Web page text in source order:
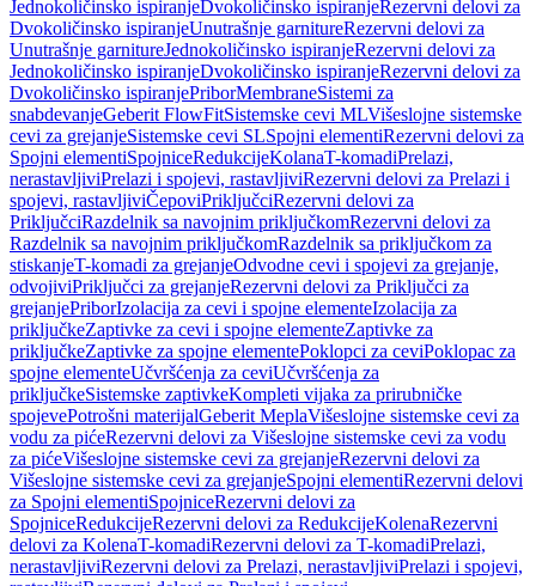
Jednokoličinsko ispiranjeDvokoličinsko ispiranjeRezervni delovi za
Dvokoličinsko ispiranjeUnutrašnje garnitureRezervni delovi za
Unutrašnje garnitureJednokoličinsko ispiranjeRezervni delovi za
Jednokoličinsko ispiranjeDvokoličinsko ispiranjeRezervni delovi za
Dvokoličinsko ispiranjePriborMembraneSistemi za
snabdevanjeGeberit FlowFitSistemske cevi MLVišeslojne sistemske
cevi za grejanjeSistemske cevi SLSpojni elementiRezervni delovi za
Spojni elementiSpojniceRedukcijeKolanaT-komadiPrelazi,
nerastavljiviPrelazi i spojevi, rastavljiviRezervni delovi za Prelazi i
spojevi, rastavljiviČepoviPriključciRezervni delovi za
PriključciRazdelnik sa navojnim priključkomRezervni delovi za
Razdelnik sa navojnim priključkomRazdelnik sa priključkom za
stiskanjeT-komadi za grejanjeOdvodne cevi i spojevi za grejanje,
odvojiviPriključci za grejanjeRezervni delovi za Priključci za
grejanjePriborIzolacija za cevi i spojne elementeIzolacija za
priključkeZaptivke za cevi i spojne elementeZaptivke za
priključkeZaptivke za spojne elementePoklopci za ceviPoklopac za
spojne elementeUčvršćenja za ceviUčvršćenja za
priključkeSistemske zaptivkeKompleti vijaka za prirubničke
spojevePotrošni materijalGeberit MeplaVišeslojne sistemske cevi za
vodu za pićeRezervni delovi za Višeslojne sistemske cevi za vodu
za pićeVišeslojne sistemske cevi za grejanjeRezervni delovi za
Višeslojne sistemske cevi za grejanjeSpojni elementiRezervni delovi
za Spojni elementiSpojniceRezervni delovi za
SpojniceRedukcijeRezervni delovi za RedukcijeKolenaRezervni
delovi za KolenaT-komadiRezervni delovi za T-komadiPrelazi,
nerastavljiviRezervni delovi za Prelazi, nerastavljiviPrelazi i spojevi,